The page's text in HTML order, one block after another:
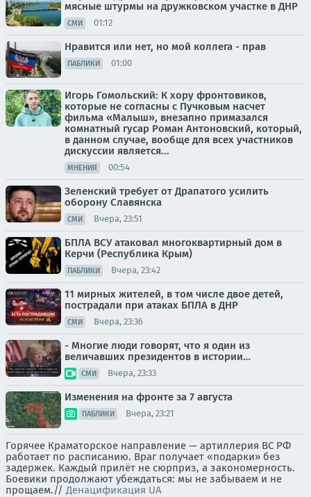
мясные штурмы на дружковском участке в ДНР
СМИ 01:12
Нравится или нет, но мой коллега - прав
ПАБЛИКИ 01:00
Игорь Гомольский: К хору фронтовиков,
которые не согласны с Пучковым насчет
фильма «Малыш», внезапно примазался
комнатный гусар Роман Антоновский, который,
в данном случае, вообще для всех участников
дискуссии является...
МНЕНИЯ 00:54
Зеленский требует от Драпатого усилить
оборону Славянска
СМИ Вчера, 23:51
БПЛА ВСУ атаковал многоквартирный дом в
Керчи (Республика Крым)
ПАБЛИКИ Вчера, 23:42
11 мирных жителей, в том числе двое детей,
пострадали при атаках БПЛА в ДНР
СМИ Вчера, 23:36
- Многие люди говорят, что я один из
величавших президентов в истории…
СМИ Вчера, 23:33
Изменения на фронте за 7 августа
ПАБЛИКИ Вчера, 23:21
Горячее Краматорское направление — артиллерия ВС РФ
работает по расписанию. Враг получает «подарки» без
задержек. Каждый прилёт не сюрприз, а закономерность.
Боевики продолжают убеждаться: мы не забываем и не
прощаем.// Денацификация UA